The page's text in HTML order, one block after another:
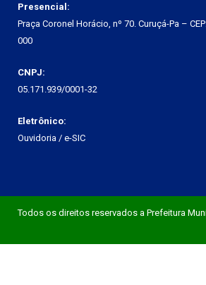
Presencial:
Praça Coronel Horácio, nº 70. Curuçá-Pa –
000
CNPJ:
05.171.939/0001-32
Eletrônico:
Ouvidoria / e-SIC
Todos os direitos reservados a Prefeitura